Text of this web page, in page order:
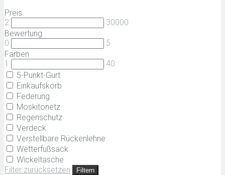
Preis
2
30000
Bewertung
0
5
Farben
1
40
5-Punkt-Gurt
Einkaufskorb
Federung
Moskitonetz
Regenschutz
Verdeck
Verstellbare Rückenlehne
Wetterfußsack
Wickeltasche
Filter zurücksetzen
Filtern